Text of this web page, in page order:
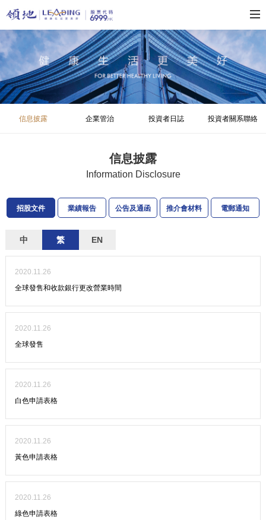
信息披露 企業管治 投資者日誌 投資者關系聯絡
信息披露
Information Disclosure
招股文件 業績報告 公告及通函 推介會材料 電郵通知
中 繁 EN
2020.11.26
全球發售和收款銀行更改營業時間
2020.11.26
全球發售
2020.11.26
白色申請表格
2020.11.26
黃色申請表格
2020.11.26
綠色申請表格